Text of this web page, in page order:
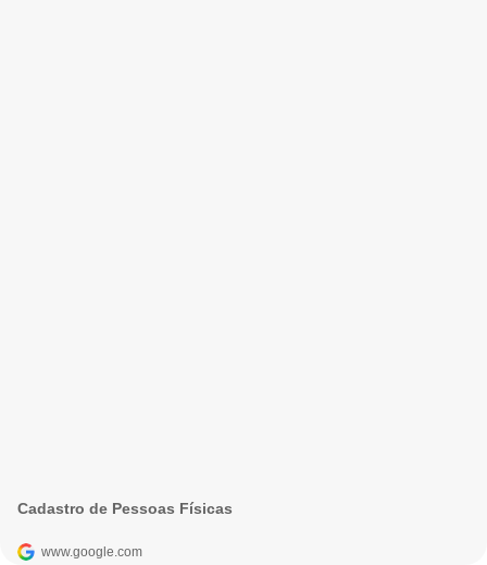
Cadastro de Pessoas Físicas
www.google.com